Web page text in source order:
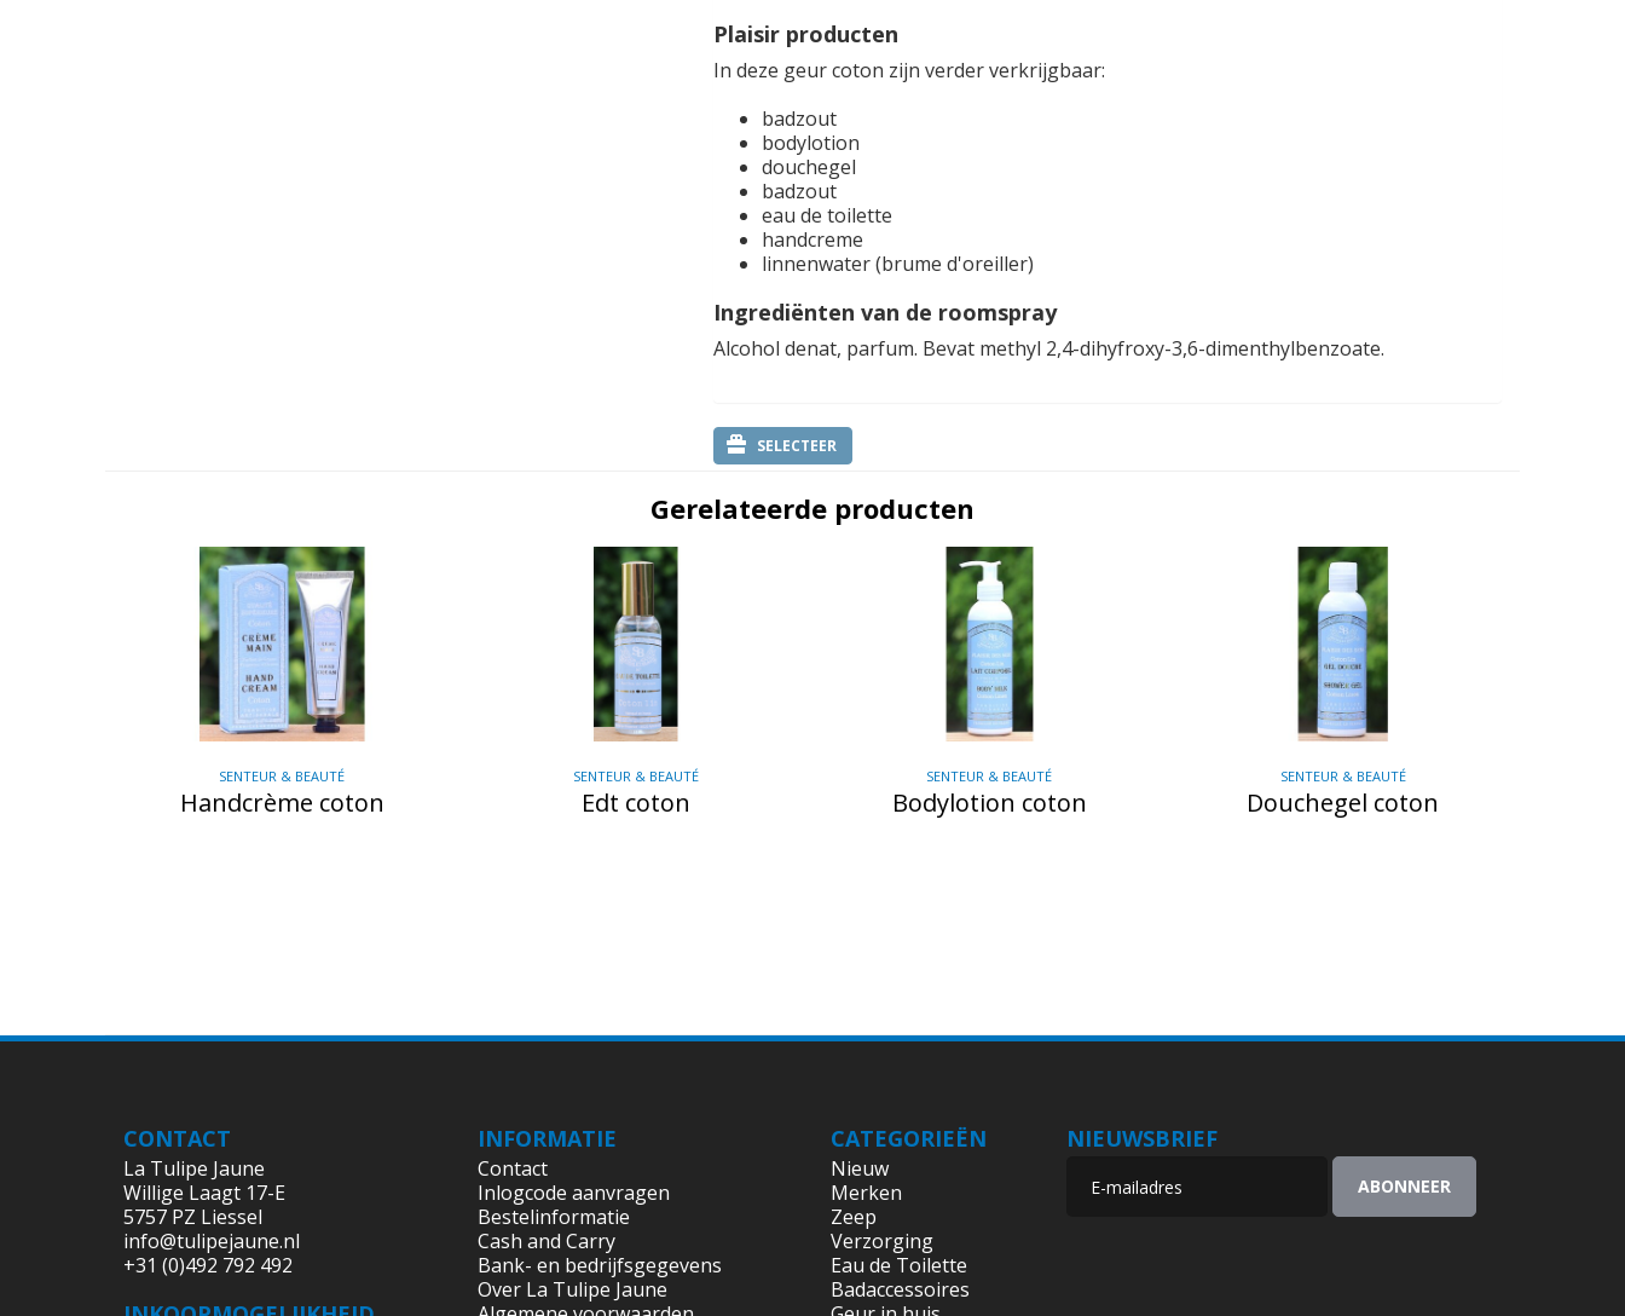
Plaisir producten
In deze geur coton zijn verder verkrijgbaar:
badzout
bodylotion
douchegel
badzout
eau de toilette
handcreme
linnenwater (brume d'oreiller)
Ingrediënten van de roomspray
Alcohol denat, parfum. Bevat methyl 2,4-dihyfroxy-3,6-dimenthylbenzoate.
SELECTEER
Gerelateerde producten
SENTEUR & BEAUTÉ
Handcrème coton
SENTEUR & BEAUTÉ
Edt coton
SENTEUR & BEAUTÉ
Bodylotion coton
SENTEUR & BEAUTÉ
Douchegel coton
CONTACT
La Tulipe Jaune
Willige Laagt 17-E
5757 PZ Liessel
info@tulipejaune.nl
+31 (0)492 792 492
INFORMATIE
Contact
Inlogcode aanvragen
Bestelinformatie
Cash and Carry
Bank- en bedrijfsgegevens
Over La Tulipe Jaune
CATEGORIEËN
Nieuw
Merken
Zeep
Verzorging
Eau de Toilette
Badaccessoires
NIEUWSBRIEF